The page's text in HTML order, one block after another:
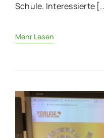
Schule. Interessierte
Mehr Lesen